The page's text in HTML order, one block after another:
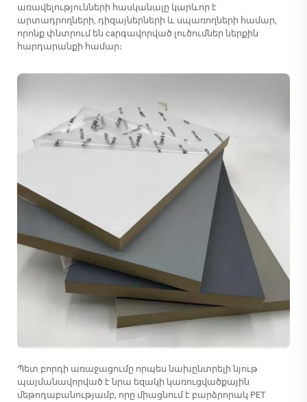
առավելությունների հասկանալը կարևոր է
արտադրողների, դիզայներների և սպառողների համար,
որոնք փնտրում են caրգավորված լուծումներ ներքին
հարդարանքի համար։
Պետ բորդի առաջացումը որպես նախընտրելի նյութ
պայմանավորված է նրա եզակի կառուցվածքային
մեթոդաբանությամբ, որը միացնում է բարձրորակ PET